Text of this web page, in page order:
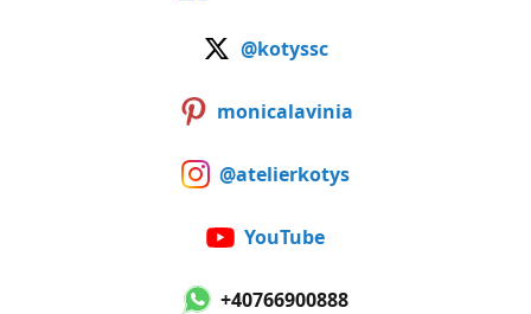
@kotyssc
monicalavinia
@atelierkotys
YouTube
+40766900888